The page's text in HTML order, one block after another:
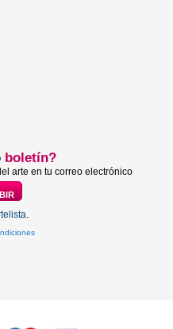
boletín?
arte en tu correo electrónico
.